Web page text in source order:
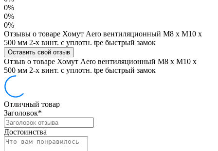
0%
0%
0%
Отзывы о товаре Хомут Aero вентиляционный M8 x М10 х
500 мм 2-х винт. с уплотн. tpe быстрый замок
Оставить свой отзыв
Отзыв о товаре Хомут Aero вентиляционный M8 x М10 х
500 мм 2-х винт. с уплотн. tpe быстрый замок
Отличный товар
Заголовок*
Достоинства